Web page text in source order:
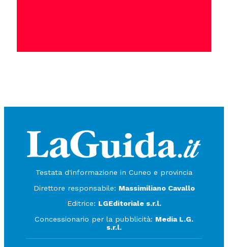
Testata d'informazione in Cuneo e provincia
Direttore responsabile: Massimiliano Cavallo
Editrice: LGEditoriale s.r.l.
Concessionario per la pubblicità: Media L.G.
s.r.l.